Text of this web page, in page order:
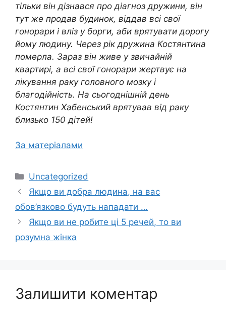
тільки він дізнався про діагноз дружини, він
тут же продав будинок, віддав всі свої
гонорари і вліз у борги, аби врятувати дорогу
йому людину. Через рік дружина Костянтина
померла. Зараз він живе у звичайній
квартирі, а всі свої гонорари жертвує на
лікування раку головного мозку і
благодійність. На сьогоднішній день
Костянтин Хабенський врятував від раку
близько 150 дітей!
За матеріалами
Категорії
Uncategorized
Якщо ви добра людина, на вас
обов’язково будуть нападати …
Якщо ви не робите ці 5 речей, то ви
розумна жінка
Залишити коментар